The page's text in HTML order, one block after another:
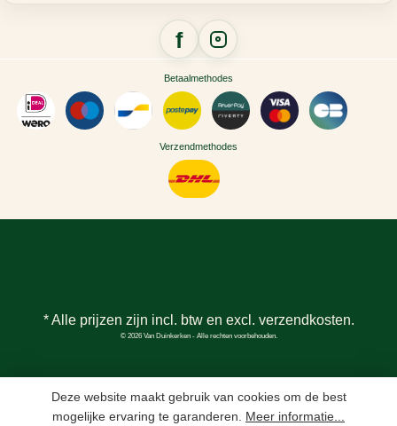
Betaalmethodes
Verzendmethodes
* Alle prijzen zijn incl. btw en excl. verzendkosten.
© 2026 Van Duinkerken - Alle rechten voorbehouden.
Deze website maakt gebruik van cookies om de best
mogelijke ervaring te garanderen. Meer informatie...